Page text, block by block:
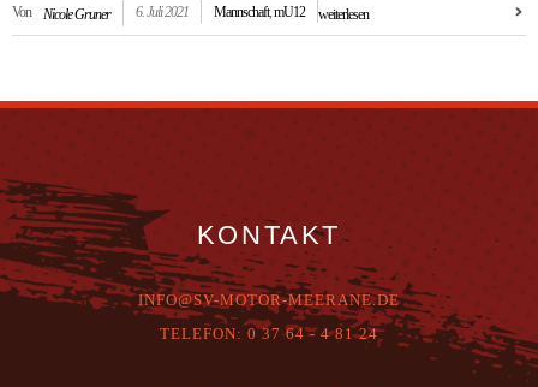
Von Nicole Gruner 6. Juli 2021 Mannschaft,mU12 weiterlesen
KONTAKT
INFO@SV-MOTOR-MEERANE.DE
TELEFON: 0 37 64 - 4 81 24